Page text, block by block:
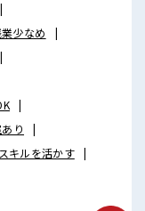
少なめ
り
キルを活かす